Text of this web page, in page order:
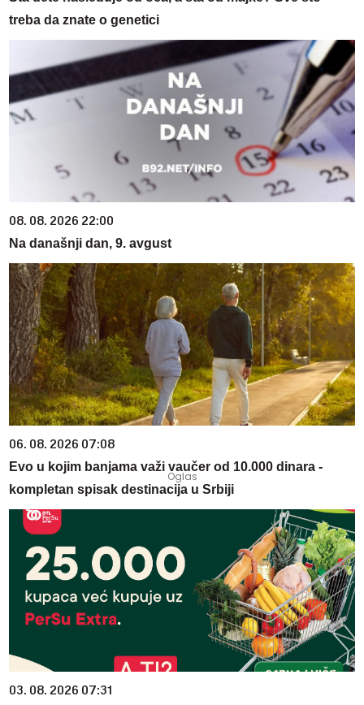
treba da znate o genetici
08. 08. 2026 22:00
Na današnji dan, 9. avgust
06. 08. 2026 07:08
Evo u kojim banjama važi vaučer od 10.000 dinara -
kompletan spisak destinacija u Srbiji
03. 08. 2026 07:31